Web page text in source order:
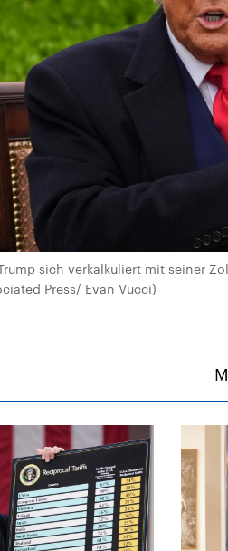
sich verkalkuliert mit seiner
Press/ Evan Vucci)